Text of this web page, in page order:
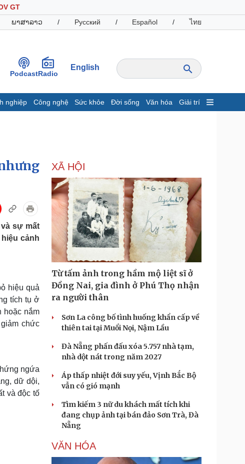
GT
ພາສາລາວ / Русский / Español / ไทย
PodcastRadio
English
nghiệp Công nghệ Sức khỏe Đời sống Văn hóa Giải trí
Giá cà phê
Doanh nghiệp
Thông tin doanh nghiệp
Doanh nghiệp 24h
Doanh nhân
Vì cộng đồng
Công nghệ
Sành điệu
Tin Công nghệ
Trải nghiệm
Chuyển đổi số
Tư vấn
Săn Tour
check-in
Podcast
Câu chuyện thời sự
Cửa sổ tình yêu
Kể chuyện cho bé
Hạt giống tâm hồn
sự mất
cảnh
hiệu quả
tích tụ ở
hoặc nắm
chức
ngứa
dữ dội,
và độc tố
XÃ HỘI
Từ tấm ảnh trong hầm mộ liệt sĩ ở
Đồng Nai, gia đình ở Phú Thọ nhận
ra người thân
Sơn La công bố tình huống khẩn cấp về
thiên tai tại Muổi Nọi, Nậm Lầu
Đà Nẵng phấn đấu xóa 5.757 nhà tạm,
nhà dột nát trong năm 2027
Áp thấp nhiệt đới suy yếu, Vịnh Bắc Bộ
vẫn có gió mạnh
Tìm kiếm 3 nữ du khách mất tích khi
đang chụp ảnh tại bán đảo Sơn Trà, Đà
Nẵng
VĂN HÓA